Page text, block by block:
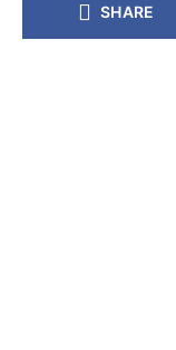
SHARE